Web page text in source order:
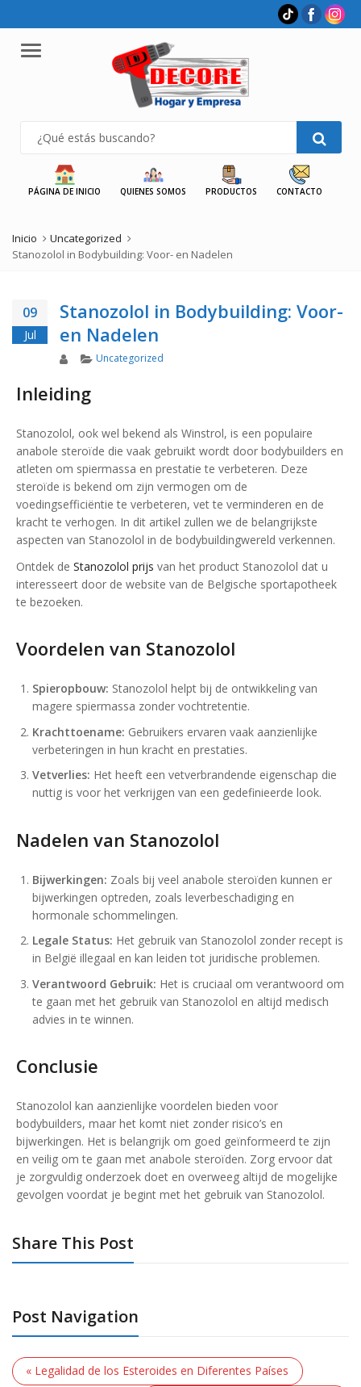
Menu
PÁGINA DE INICIO QUIENES SOMOS PRODUCTOS CONTACTO
Inicio
Uncategorized
Stanozolol in Bodybuilding: Voor- en Nadelen
09
Jul
Stanozolol in Bodybuilding: Voor-
en Nadelen
AuthorCategories
Uncategorized
Inleiding
Stanozolol, ook wel bekend als Winstrol, is een populaire
anabole steroïde die vaak gebruikt wordt door bodybuilders en
atleten om spiermassa en prestatie te verbeteren. Deze
steroïde is bekend om zijn vermogen om de
voedingsefficiëntie te verbeteren, vet te verminderen en de
kracht te verhogen. In dit artikel zullen we de belangrijkste
aspecten van Stanozolol in de bodybuildingwereld verkennen.
Ontdek de Stanozolol prijs van het product Stanozolol dat u
interesseert door de website van de Belgische sportapotheek
te bezoeken.
Voordelen van Stanozolol
Spieropbouw: Stanozolol helpt bij de ontwikkeling van
magere spiermassa zonder vochtretentie.
Krachttoename: Gebruikers ervaren vaak aanzienlijke
verbeteringen in hun kracht en prestaties.
Vetverlies: Het heeft een vetverbrandende eigenschap die
nuttig is voor het verkrijgen van een gedefinieerde look.
Nadelen van Stanozolol
Bijwerkingen: Zoals bij veel anabole steroïden kunnen er
bijwerkingen optreden, zoals leverbeschadiging en
hormonale schommelingen.
Legale Status: Het gebruik van Stanozolol zonder recept is
in België illegaal en kan leiden tot juridische problemen.
Verantwoord Gebruik: Het is cruciaal om verantwoord om
te gaan met het gebruik van Stanozolol en altijd medisch
advies in te winnen.
Conclusie
Stanozolol kan aanzienlijke voordelen bieden voor
bodybuilders, maar het komt niet zonder risico’s en
bijwerkingen. Het is belangrijk om goed geïnformeerd te zijn
en veilig om te gaan met anabole steroïden. Zorg ervoor dat
je zorgvuldig onderzoek doet en overweeg altijd de mogelijke
gevolgen voordat je begint met het gebruik van Stanozolol.
Share This Post
Post Navigation
« Legalidad de los Esteroides en Diferentes Países